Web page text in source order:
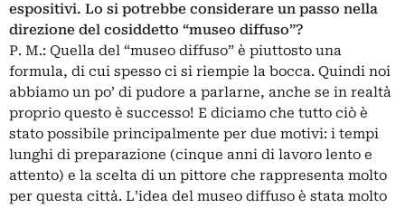
espositivi. Lo si potrebbe considerare un passo nella
direzione del cosiddetto “museo diffuso”?
P. M.: Quella del “museo diffuso” è piuttosto una
formula, di cui spesso ci si riempie la bocca. Quindi noi
abbiamo un po’ di pudore a parlarne, anche se in realtà
proprio questo è successo! E diciamo che tutto ciò è
stato possibile principalmente per due motivi: i tempi
lunghi di preparazione (cinque anni di lavoro lento e
attento) e la scelta di un pittore che rappresenta molto
per questa città. L’idea del museo diffuso è stata molto